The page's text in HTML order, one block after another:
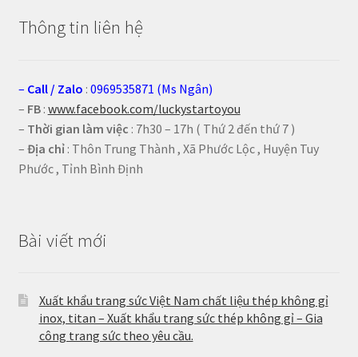
Thông tin liên hệ
– Call / Zalo : 0969535871 (Ms Ngân)
– FB: www.facebook.com/luckystartoyou
– Thời gian làm việc : 7h30 – 17h ( Thứ 2 đến thứ 7 )
– Địa chỉ: Thôn Trung Thành , Xã Phước Lộc , Huyện Tuy
Phước , Tỉnh Bình Định
Bài viết mới
Xuất khẩu trang sức Việt Nam chất liệu thép không gỉ
inox, titan – Xuất khẩu trang sức thép không gỉ – Gia
công trang sức theo yêu cầu.